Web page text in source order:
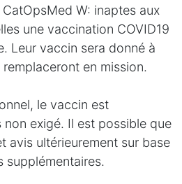
W: inaptes aux
une vaccination COVID19
Leur vaccin sera donné à
en mission.
le vaccin est
non exigé. Il est possible que
avis ultérieurement sur base
supplémentaires.